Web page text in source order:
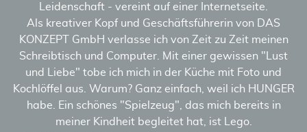
Leidenschaft - vereint auf einer Internetseite.
Als kreativer Kopf und Geschäftsführerin von DAS
KONZEPT GmbH verlasse ich von Zeit zu Zeit meinen
Schreibtisch und Computer. Mit einer gewissen "Lust
und Liebe" tobe ich mich in der Küche mit Foto und
Kochlöffel aus. Warum? Ganz einfach, weil ich HUNGER
habe. Ein schönes "Spielzeug", das mich bereits in
meiner Kindheit begleitet hat, ist Lego.